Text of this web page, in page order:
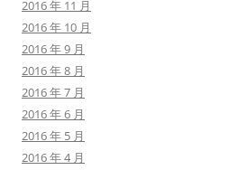
2016 年 11 月
2016 年 10 月
2016 年 9 月
2016 年 8 月
2016 年 7 月
2016 年 6 月
2016 年 5 月
2016 年 4 月